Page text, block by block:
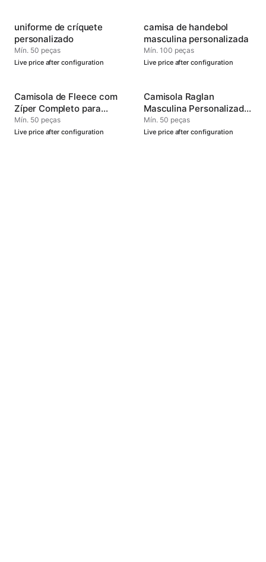
uniforme de críquete
personalizado
Mín. 50 peças
Live price after configuration
camisa de handebol
masculina personalizada
Mín. 100 peças
Live price after configuration
Camisola de Fleece com
Zíper Completo para
Homens
Mín. 50 peças
Live price after configuration
Camisola Raglan
Masculina Personalizada
Tipo 4
Mín. 50 peças
Live price after configuration